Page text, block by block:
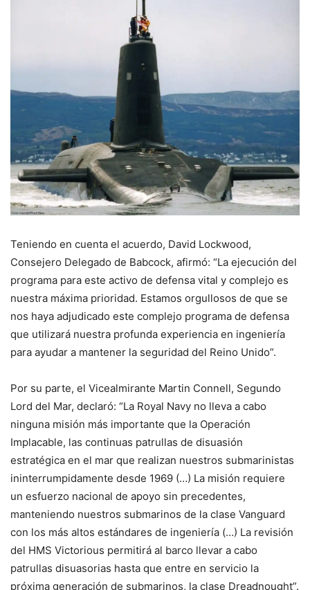
Teniendo en cuenta el acuerdo, David Lockwood,
Consejero Delegado de Babcock, afirmó: “La ejecución del
programa para este activo de defensa vital y complejo es
nuestra máxima prioridad. Estamos orgullosos de que se
nos haya adjudicado este complejo programa de defensa
que utilizará nuestra profunda experiencia en ingeniería
para ayudar a mantener la seguridad del Reino Unido”.
Por su parte, el Vicealmirante Martin Connell, Segundo
Lord del Mar, declaró: “La Royal Navy no lleva a cabo
ninguna misión más importante que la Operación
Implacable, las continuas patrullas de disuasión
estratégica en el mar que realizan nuestros submarinistas
ininterrumpidamente desde 1969 (…) La misión requiere
un esfuerzo nacional de apoyo sin precedentes,
manteniendo nuestros submarinos de la clase Vanguard
con los más altos estándares de ingeniería (…) La revisión
del HMS Victorious permitirá al barco llevar a cabo
patrullas disuasorias hasta que entre en servicio la
próxima generación de submarinos, la clase Dreadnought”.